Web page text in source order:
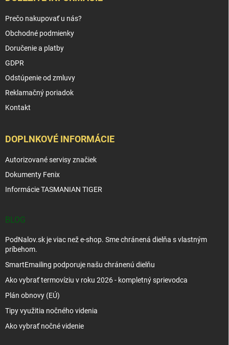
Prečo nakupovať u nás?
Obchodné podmienky
Doručenie a platby
GDPR
Odstúpenie od zmluvy
Reklamačný poriadok
Kontakt
DOPLNKOVÉ INFORMÁCIE
Autorizované servisy značiek
Dokumenty Fenix
Informácie TASMANIAN TIGER
BLOG
PodNalov.sk je viac než e-shop. Sme chránená dielňa s vlastným
príbehom.
SmartEmailing podporuje našu chránenú dielňu
Ako vybrať termovíziu v roku 2026 - kompletný sprievodca
Plán obnovy (EÚ)
Tipy využitia nočného videnia
Ako vybrať nočné videnie